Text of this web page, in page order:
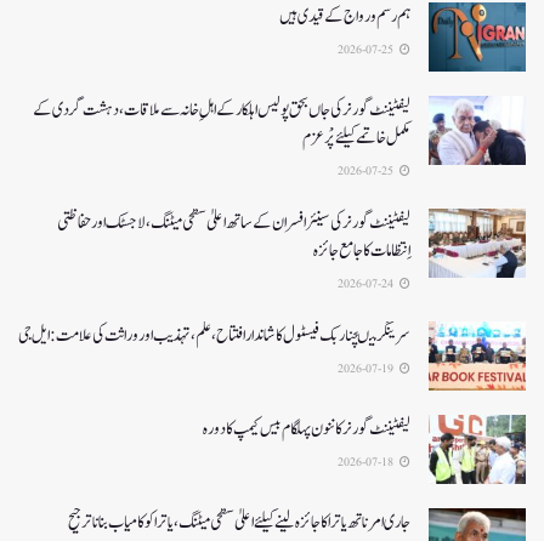
ہم رسم و رواج کے قیدی ہیں
لیفٹیننٹ گورنر کی جاں بحق پولیس اہلکار کے اہلِ خانہ سے ملاقات، دہشت گردی کے
مکمل خاتمے کیلئے پْرعزم
لیفٹیننٹ گورنر کی سینئر افسران کے ساتھ اعلیٰ سطحی میٹنگ، لاجسٹک اور حفاظتی
اِنتظامات کا جامع جائزہ
سرینگر میںچنار بک فیسٹول کا شاندار افتتاح،علم، تہذیب اور وراثت کی علامت: ایل جی
لیفٹیننٹ گورنرکا ننون پہلگام بیس کیمپ کا دورہ
جاری امرناتھ یاترا کا جائزہ لینے کیلئے اعلیٰ سطحی میٹنگ،یاترا کو کامیاب بنانا ترجیح